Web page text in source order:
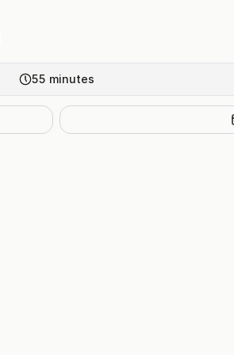
55 minutes